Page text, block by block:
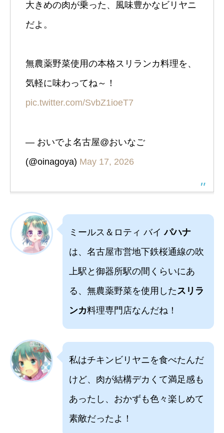
大きめの肉が乗った、風味豊かなビリヤニ
だよ。
無農薬野菜使用の本格スリランカ料理を、
気軽に味わってね～！
pic.twitter.com/SvbZ1ioeT7
— おいでよ名古屋@おいなご
(@oinagoya) May 17, 2026
ミールス＆ロティ バイパハナ
は、名古屋市営地下鉄桜通線の吹
上駅と御器所駅の間くらいにあ
る、無農薬野菜を使用したスリラ
ンカ料理専門店なんだね！
私はチキンビリヤニを食べたんだ
けど、肉が結構デカくて満足感も
あったし、おかずも色々楽しめて
素敵だったよ！